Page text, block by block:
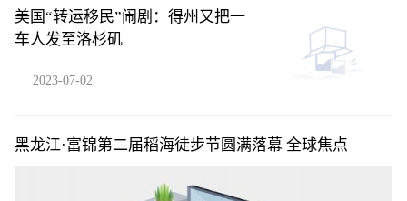
美国“转运移民”闹剧：得州又把一
车人发至洛杉矶
2023-07-02
黑龙江·富锦第二届稻海徒步节圆满落幕 全球焦点